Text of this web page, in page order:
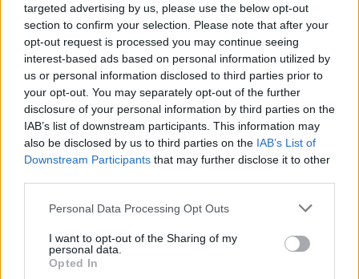
targeted advertising by us, please use the below opt-out
section to confirm your selection. Please note that after your
opt-out request is processed you may continue seeing
interest-based ads based on personal information utilized by
us or personal information disclosed to third parties prior to
your opt-out. You may separately opt-out of the further
disclosure of your personal information by third parties on the
IAB’s list of downstream participants. This information may
also be disclosed by us to third parties on the IAB’s List of
Downstream Participants that may further disclose it to other
Please note that this website/app uses one or more Google
not limited to your visit or usage behaviour. You may click to
grant or deny consent to Google and its third-party tags to
use your data for below specified purposes in below Google
Personal Data Processing Opt Outs
I want to opt-out of the Sharing of my
personal data.
Opted In
Continua a leggere